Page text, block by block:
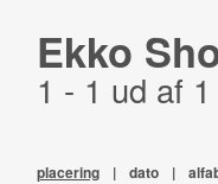
Ekko
1 - 1 ud af
placering | dato |